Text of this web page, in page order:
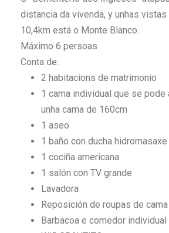
distancia da vivenda, y unhas
10,4km está o Monte Blanco.
Máximo 6 persoas
Conta de:
2 habitacions de matrimonio
1 cama individual que se
unha cama de 160cm
1 aseo
1 baño con ducha hidromasaxe
1 cociña americana
1 salón con TV grande
Lavadora
Reposición de roupas de
Barbacoa e comedor